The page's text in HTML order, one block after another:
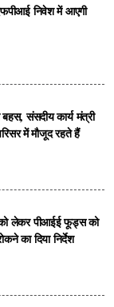
निवेश में आएगी
संसदीय कार्य मंत्री
में मौजूद रहते हैं
लेकर पीआईई फूड्स को
का दिया निर्देश